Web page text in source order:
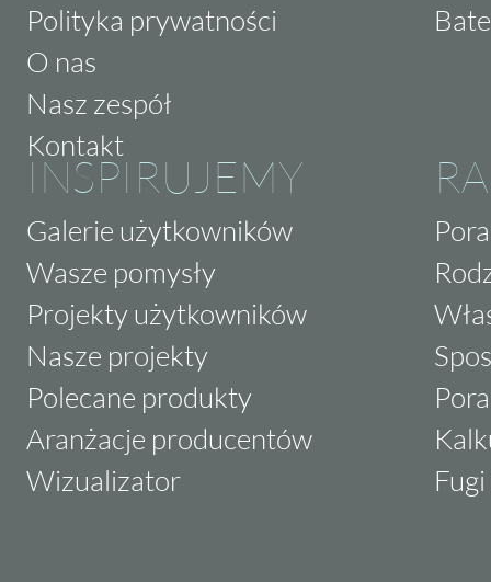
Polityka prywatności
O nas
Nasz zespół
Kontakt
INSPIRUJEMY
Galerie użytkowników
Wasze pomysły
Projekty użytkowników
Nasze projekty
Polecane produkty
Aranżacje producentów
Wizualizator